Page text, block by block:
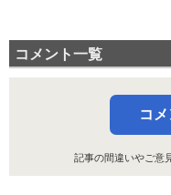
コメント一覧
コ
記事の間違いやご意